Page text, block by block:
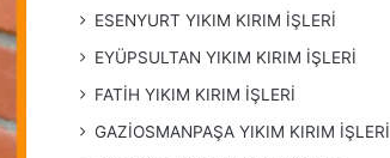
ESENYURT YIKIM KIRIM İŞLERİ
EYÜPSULTAN YIKIM KIRIM İŞLERİ
FATİH YIKIM KIRIM İŞLERİ
GAZİOSMANPAŞA YIKIM KIRIM İŞLERİ